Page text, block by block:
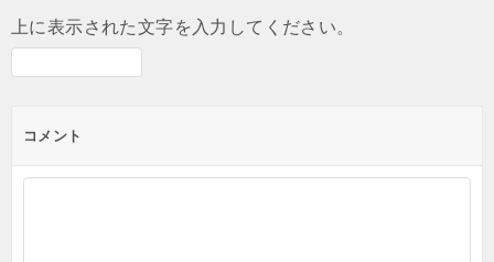
上に表示された文字を入力してください。
コメント